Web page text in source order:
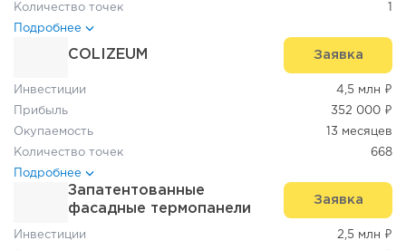
Количество точек
Подробнее
COLIZEUM Заявка
Инвестиции 4,5 млн ₽
Прибыль 352 000 ₽
Окупаемость 13 месяцев
Количество точек 668
Подробнее
Запатентованные
фасадные термопанели
Заявка
Инвестиции 2,5 млн ₽